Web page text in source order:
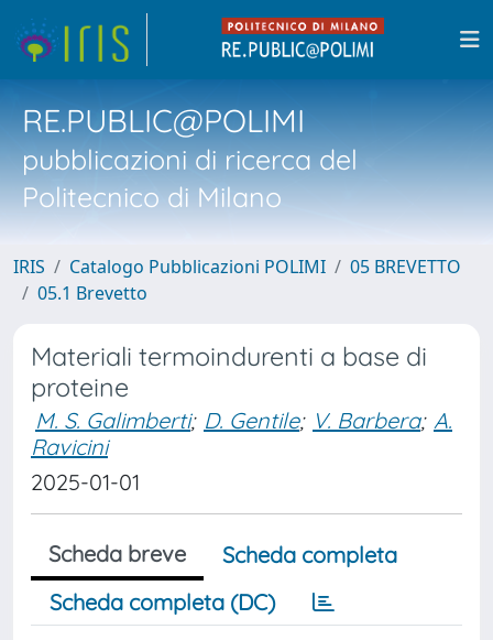
RE.PUBLIC@POLIMI
pubblicazioni di ricerca del
Politecnico di Milano
IRIS Catalogo Pubblicazioni POLIMI
05 BREVETTO
05.1 Brevetto
Materiali termoindurenti a base di
proteine
M. S. Galimberti; D. Gentile; V. Barbera; A.
Ravicini
2025-01-01
Scheda breve
Scheda completa
Scheda completa (DC)